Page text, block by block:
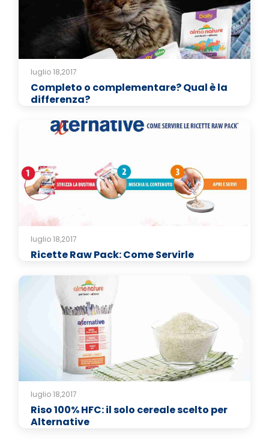
luglio 18,2017
Completo o complementare? Qual è la
differenza?
luglio 18,2017
Ricette Raw Pack: Come Servirle
luglio 18,2017
Riso 100% HFC: il solo cereale scelto per
Alternative